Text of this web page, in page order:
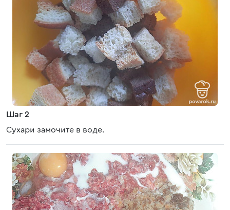
Шаг 2
Сухари замочите в воде.